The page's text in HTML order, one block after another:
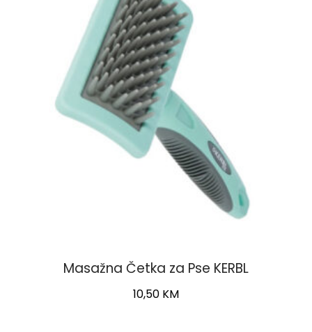
Masažna Četka za Pse KERBL
10,50 KM